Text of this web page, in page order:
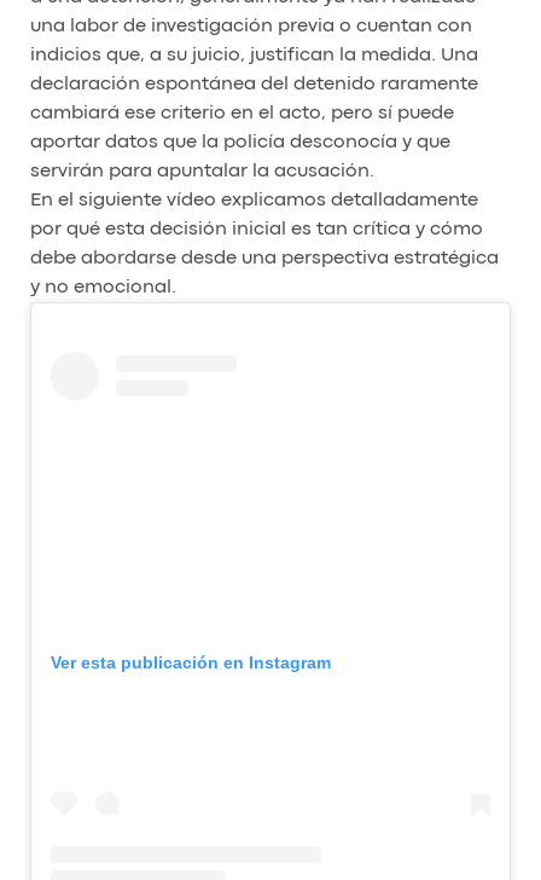
una labor de investigación previa o cuentan con
indicios que, a su juicio, justifican la medida. Una
declaración espontánea del detenido raramente
cambiará ese criterio en el acto, pero sí puede
aportar datos que la policía desconocía y que
servirán para apuntalar la acusación.
En el siguiente vídeo explicamos detalladamente
por qué esta decisión inicial es tan crítica y cómo
debe abordarse desde una perspectiva estratégica
y no emocional.
Ver esta publicación en Instagram